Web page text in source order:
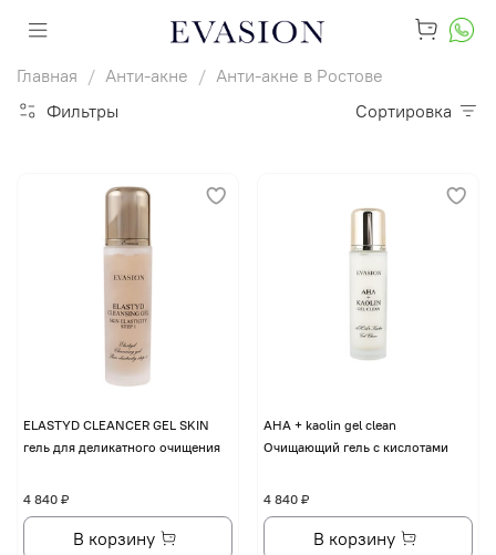
Главная Анти-акне
Анти-акне в Ростове
Фильтры
Сортировка
ELASTYD CLEANCER GEL SKIN
гель для деликатного очищения
4 840 ₽
В корзину
AHA + kaolin gel clean
Очищающий гель с кислотами
4 840 ₽
В корзину